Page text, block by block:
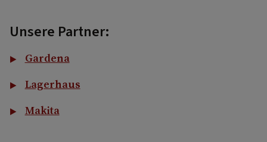
Unsere Partner:
Gardena
Lagerhaus
Makita